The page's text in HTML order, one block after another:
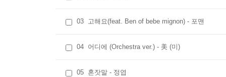
03 고해요(feat. Ben of bebe mignon) - 포맨
04 어디에 (Orchestra ver.) - 美 (미)
05 혼잣말 - 정엽